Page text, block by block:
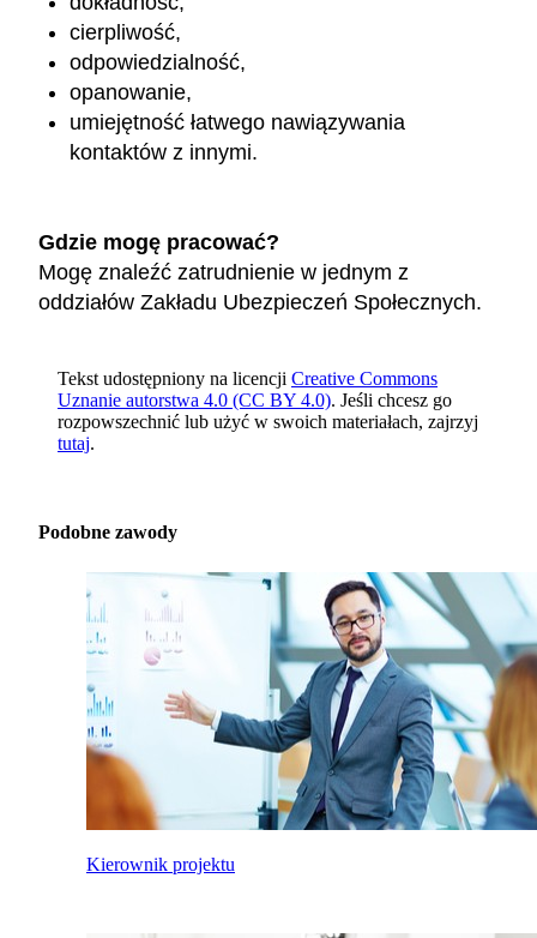
cierpliwość,
odpowiedzialność,
opanowanie,
umiejętność łatwego nawiązywania
kontaktów z innymi.
Gdzie mogę pracować?
Mogę znaleźć zatrudnienie w jednym z
oddziałów Zakładu Ubezpieczeń Społecznych.
Tekst udostępniony na licencji Creative Commons
Uznanie autorstwa 4.0 (CC BY 4.0). Jeśli chcesz go
rozpowszechnić lub użyć w swoich materiałach, zajrzyj
tutaj.
Podobne zawody
Kierownik projektu